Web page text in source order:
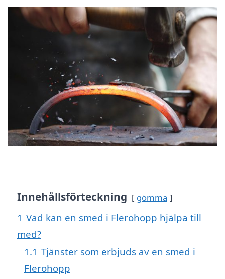
Innehållsförteckning gömma
1 Vad kan en smed i Flerohopp hjälpa till
med?
1.1 Tjänster som erbjuds av en smed i
Flerohopp